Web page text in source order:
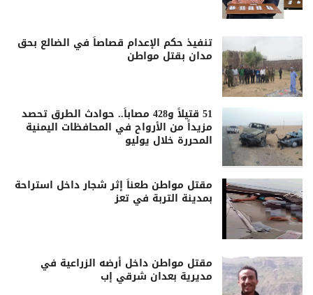
تنفيذ حكم الإعدام قصاصاً في الضالع بحق
مدان بقتل مواطن
51 قتيلاً و428 مصاباً.. حوادث الطرق تحصد
مزيداً من الأرواح في المحافظات اليمنية
المحررة خلال يوليو
مقتل مواطن طعناً إثر شجار داخل استراحة
بمدينة التربة في تعز
مقتل مواطن داخل أرضه الزراعية في
مديرية بعدان شرقي إب